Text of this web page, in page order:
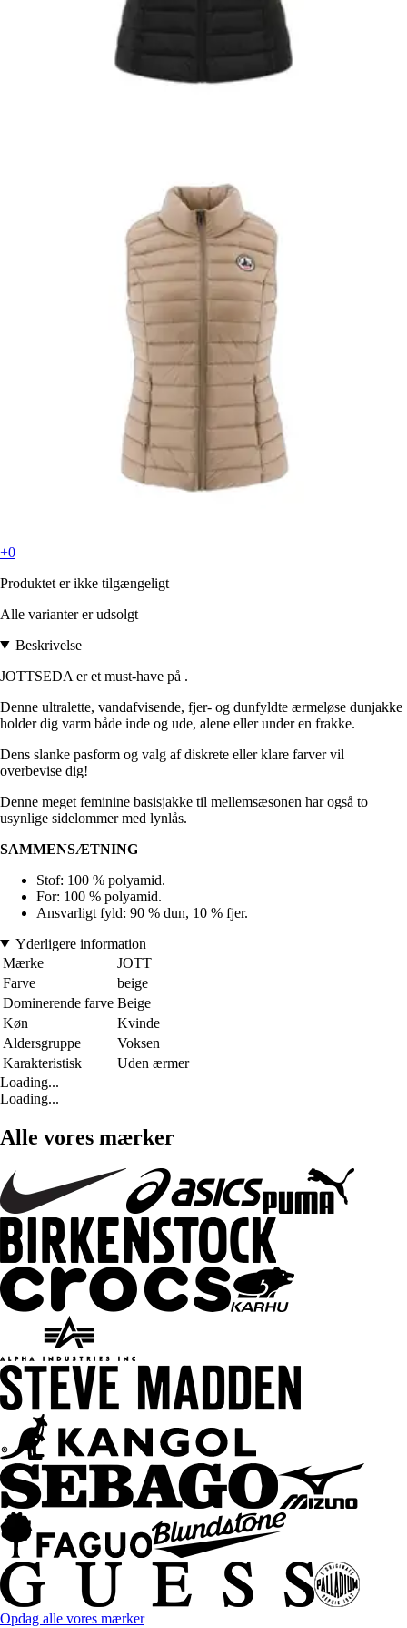
+0
Produktet er ikke tilgængeligt
Alle varianter er udsolgt
Beskrivelse
JOTTSEDA er et must-have på .
Denne ultralette, vandafvisende, fjer- og dunfyldte ærmeløse dunjakke
holder dig varm både inde og ude, alene eller under en frakke.
Dens slanke pasform og valg af diskrete eller klare farver vil
overbevise dig!
Denne meget feminine basisjakke til mellemsæsonen har også to
usynlige sidelommer med lynlås.
SAMMENSÆTNING
Stof: 100 % polyamid.
For: 100 % polyamid.
Ansvarligt fyld: 90 % dun, 10 % fjer.
Yderligere information
Mærke
JOTT
Farve
beige
Dominerende farve Beige
Køn
Kvinde
Aldersgruppe
Voksen
Karakteristisk
Uden ærmer
Loading...
Loading...
Alle vores mærker
Opdag alle vores mærker